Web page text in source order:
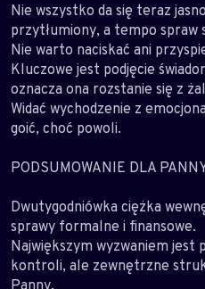
Nie wszystko da się teraz
przytłumiony, a tempo spraw
Nie warto naciskać ani
Kluczowe jest podjęcie
oznacza ona rozstanie się z
Widać wychodzenie z
goić, choć powoli.
PODSUMOWANIE DLA
Dwutygodniówka ciężka
sprawy formalne i finansowe.
Największym wyzwaniem jest
kontroli, ale zewnętrzne
Panny.